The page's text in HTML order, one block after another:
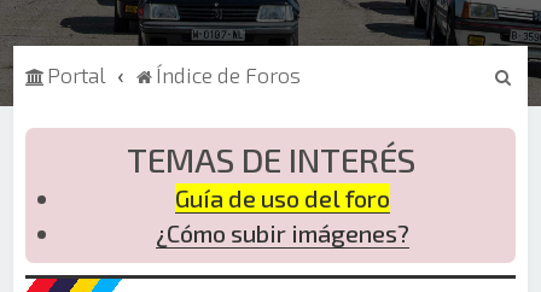
Portal Índice de Foros
B
s
TEMAS DE INTERÉS
Guía de uso del foro
¿Cómo subir imágenes?